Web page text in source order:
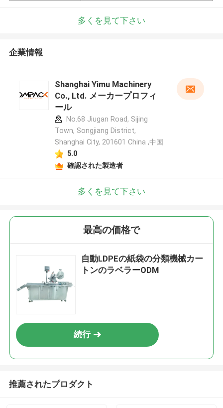
多くを見て下さい
企業情報
Shanghai Yimu Machinery
Co., Ltd. メーカープロフィ
ール
No.68 Jiugan Road, Sijing
Town, Songjiang District,
Shanghai City, 201601 China ,中国
5.0
確認された製造者
多くを見て下さい
最高の価格で
自動LDPEの紙袋の分類機械カー
トンのラベラーODM
続行
推薦されたプロダクト